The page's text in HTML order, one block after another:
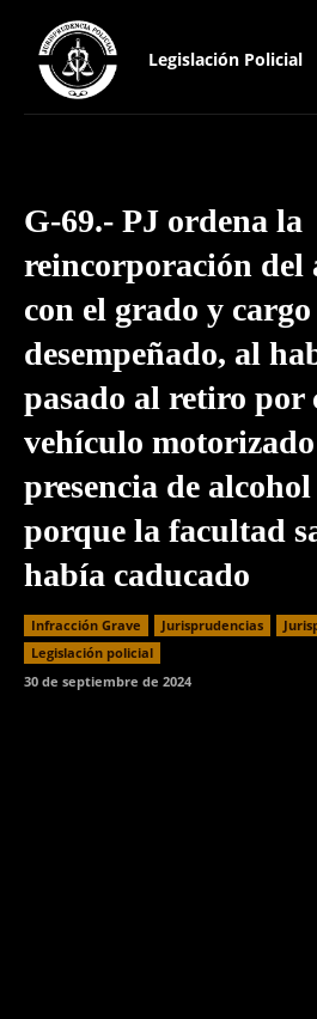
Legislación Policial
G-69.- PJ ordena la
reincorporación del
con el grado y
desempeñado, al
pasado al retiro por
vehículo
presencia de
porque la facultad
había caducado
Infracción Grave Jurisprudencias
Legislación policial
30 de septiembre de 2024